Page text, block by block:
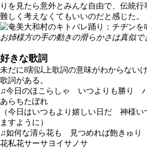
りを見たら意外とみんな自由で、伝統
難しく考えなくてもいいのだと感じた。
お姉様方の手の動きの滑らかさは真似
好きな歌詞
未だに8割以上歌詞の意味がわからない
歌詞がある。
♫今日のほこらしゃ いつよりも勝り
あらちたぼれ
（今日はいつもより嬉しい日だ 神様い
ますように）
♫如何な清ら花も 見つめれば飽きゅり
花私花サーサヨイサノサ